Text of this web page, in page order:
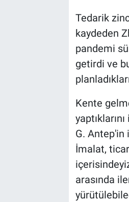
Tedarik
kaydeden
pandemi
getirdi ve
Kente
G. Antep'in
İmalat,
arasında